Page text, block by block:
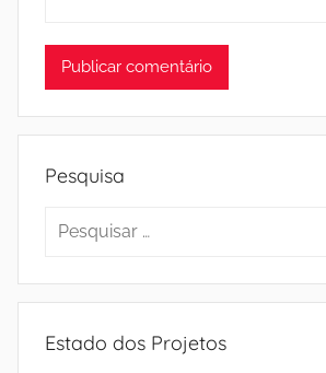
Pesquisa
Pesquisar
Estado dos Projetos